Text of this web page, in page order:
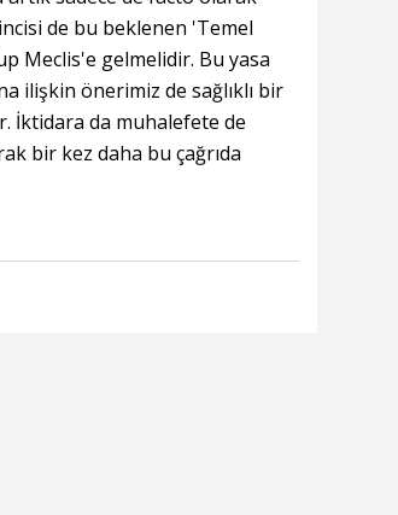
de bu beklenen 'Temel
Meclis'e gelmelidir. Bu yasa
ilişkin önerimiz de sağlıklı bir
İktidara da muhalefete de
bir kez daha bu çağrıda